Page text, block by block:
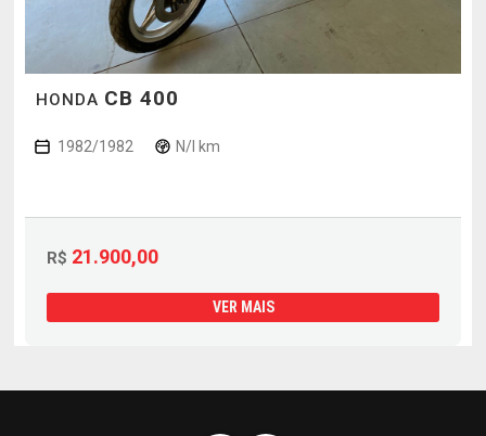
HONDA CB 400
1982/1982 N/I km
R$ 21.900,00
VER MAIS